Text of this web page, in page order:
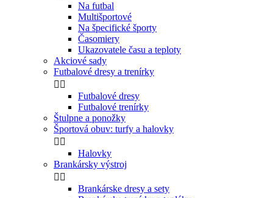
Na futbal
Multišportové
Na špecifické športy
Časomiery
Ukazovatele času a teploty
Akciové sady
Futbalové dresy a trenírky
 
Futbalové dresy
Futbalové trenírky
Štulpne a ponožky
Športová obuv: turfy a halovky
 
Halovky
Brankársky výstroj
 
Brankárske dresy a sety